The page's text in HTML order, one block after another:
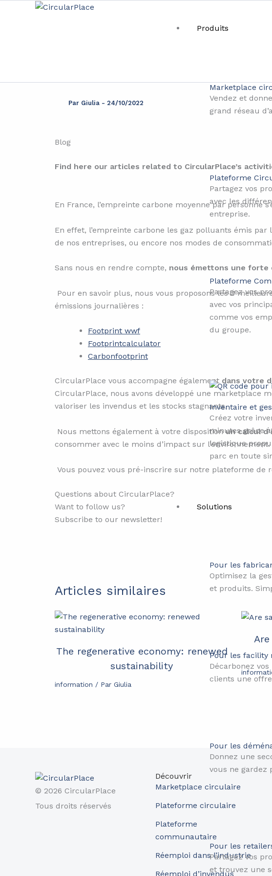
Produits
Marketplace
Vendez et
grand réseau
Plateforme
Partagez vos
avec les
entreprise.
Plateforme
Partagez vos
avec vos
comme vos
du groupe.
Inventaire et
Créez votre
minutes grâce
logistique
parc en toute
Solutions
Pour les
Optimisez la
et produits.
Pour les facility
Décarbonez
clients une
Pour les
Donnez une
vous ne gardez
Pour les
Partagez vos
et trouvez une
Par Giulia - 24/10/2022
Blog
Find here our articles related to CircularPlace’s
En France, l’empreinte carbone moyenne par personne
En effet, l’empreinte carbone les gaz polluants émis par
de nos entreprises, ou encore nos modes de
Sans nous en rendre compte, nous émettons une forte
Pour en savoir plus, nous vous proposons les 3
émissions journalières :
Footprint wwf
Footprintcalculator
Carbonfootprint
CircularPlace vous accompagne également dans votre
CircularPlace, nous avons développé une marketplace
valoriser les invendus et les stocks stagnants.
Nous mettons également à votre dispositionun calcul
consommer avec le moins d’impact sur l’environnement.
Vous pouvez vous pré-inscrire sur notre plateforme de
Questions about CircularPlace?
Want to follow us?
Subscribe to our newsletter!
Articles similaires
The regenerative economy: renewed
sustainability
information / Par Giulia
© 2026 CircularPlace
Tous droits réservés
Découvrir
Marketplace circulaire
Plateforme circulaire
Plateforme
communautaire
Réemploi dans l’industrie
Réemploi d’invendus